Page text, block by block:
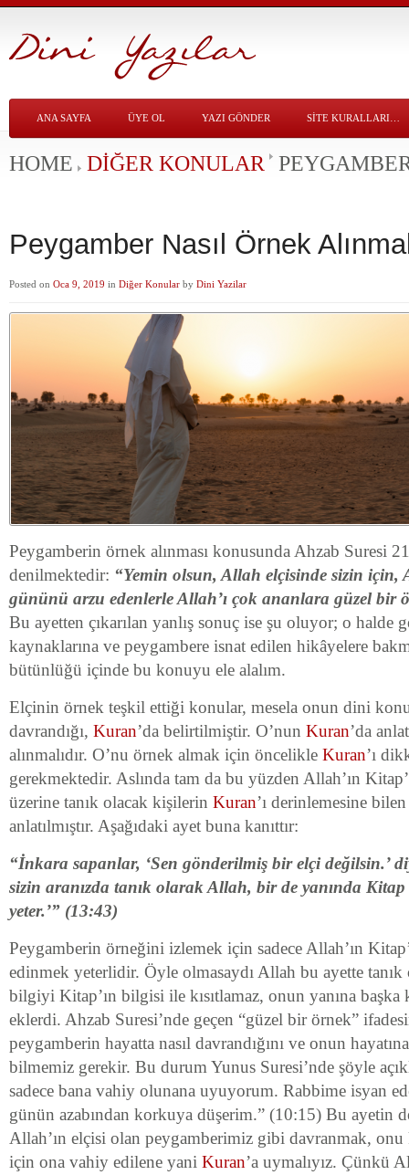
ANA SAYFA ÜYE OL YAZI GÖNDER SITE KURALLARI…
HOME DIĞER KONULAR
Peygamber Nasıl Örnek
Posted on Oca 9, 2019 in Diğer Konular by Dini Yazilar
Peygamberin örnek alınması konusunda Ahzab Suresi
denilmektedir: “Yemin olsun, Allah elçisinde sizin için,
gününü arzu edenlerle Allah’ı çok ananlara güzel bir
Bu ayetten çıkarılan yanlış sonuç ise şu oluyor; o halde
kaynaklarına ve peygambere isnat edilen hikâyelere
bütünlüğü içinde bu konuyu ele alalım.
Elçinin örnek teşkil ettiği konular, mesela onun dini
davrandığı, Kuran’da belirtilmiştir. O’nun Kuran’da
alınmalıdır. O’nu örnek almak için öncelikle Kuran’ı
gerekmektedir. Aslında tam da bu yüzden Allah’ın
üzerine tanık olacak kişilerin Kuran’ı derinlemesine
anlatılmıştır. Aşağıdaki ayet buna kanıttır:
“İnkara sapanlar, ‘Sen gönderilmiş bir elçi değilsin.’
sizin aranızda tanık olarak Allah, bir de yanında
yeter.’” (13:43)
Peygamberin örneğini izlemek için sadece Allah’ın
edinmek yeterlidir. Öyle olmasaydı Allah bu ayette
bilgiyi Kitap’ın bilgisi ile kısıtlamaz, onun yanına
eklerdi. Ahzab Suresi’nde geçen “güzel bir örnek”
peygamberin hayatta nasıl davrandığını ve onun
bilmemiz gerekir. Bu durum Yunus Suresi’nde şöyle
sadece bana vahiy olunana uyuyorum. Rabbime isyan
günün azabından korkuya düşerim.” (10:15) Bu ayetin
Allah’ın elçisi olan peygamberimiz gibi davranmak,
için ona vahiy edilene yani Kuran’a uymalıyız. Çünkü